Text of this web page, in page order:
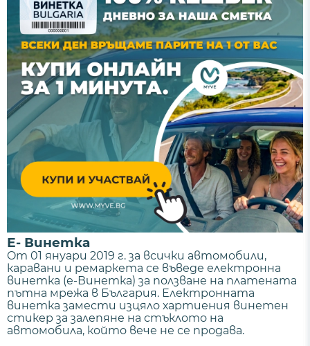
Е- Винетка
Oт 01 януари 2019 г. за всички автомобили,
каравани и ремаркета се въведе електронна
винетка (е-Винетка) за ползване на платената
пътна мрежа в България. Електронната
винетка замести изцяло хартиения винетен
стикер за залепяне на стъклото на
автомобила, който вече не се продава.